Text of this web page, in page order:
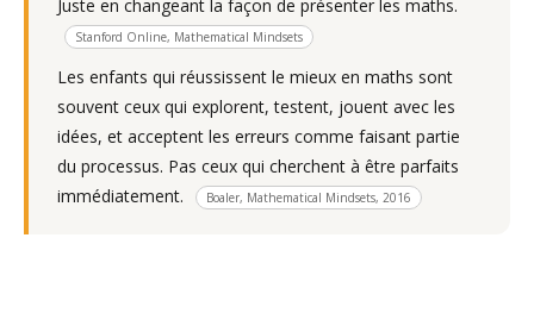
Juste en changeant la façon de présenter les maths.
Stanford Online, Mathematical Mindsets
Les enfants qui réussissent le mieux en maths sont
souvent ceux qui explorent, testent, jouent avec les
idées, et acceptent les erreurs comme faisant partie
du processus. Pas ceux qui cherchent à être parfaits
immédiatement.
Boaler, Mathematical Mindsets, 2016